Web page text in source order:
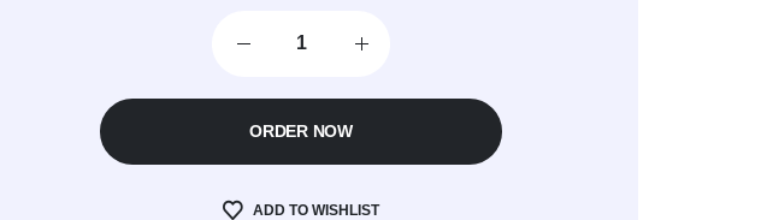
ORDER NOW
ADD TO WISHLIST